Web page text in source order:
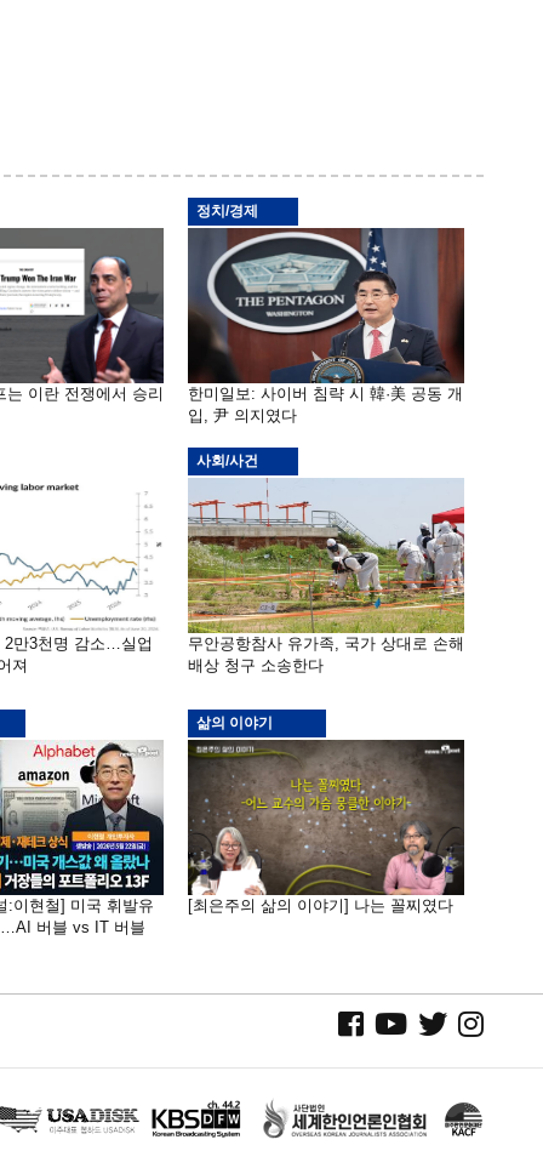
는 이란 전쟁에서 승리
정치/경제
한미일보: 사이버 침략 시 韓·美 공동 개
입, 尹 의지였다
2만3천명 감소…실업
져
사회/사건
무안공항참사 유가족, 국가 상대로 손해
배상 청구 소송한다
:이현철] 미국 휘발유
버블 vs IT 버블
삶의 이야기
[최은주의 삶의 이야기] 나는 꼴찌였다